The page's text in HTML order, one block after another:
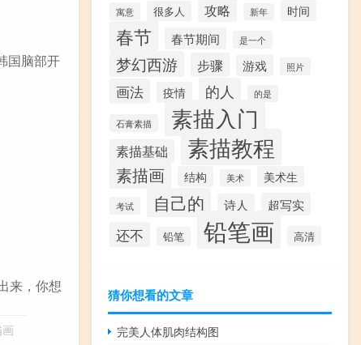
国脑部开
来，你想
寓意 很多人 攻略 新年 时间
春节 春节期间 是一个
梦幻西游 步骤 游戏 照片
画法 疫情 的人 的是
石膏素描 素描入门
素描基础 素描教程
素描画 结构 美术 美术生
考试 自己的 诗人 超写实
还不 铅笔 铅笔画 高清
猜你想看的文章
完美人体肌肉结构图